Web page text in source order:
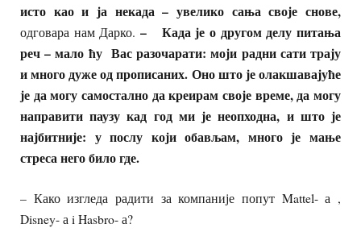
исто као и ја некада – увелико сања своје снове,
одговара нам Дарко. –
Када је о другом делу питања
реч –мало ћу Вас разочарати: моји радни сатитрају
и много дуже одпрописаних. Оно што је олакшавајуће
је да могу самостално да креирам своје време, да могу
направити паузу кад год ми је неопходна, и што је
најбитније: у послу који обављам, много је мање
стреса него било где.
– Како изгледа радити за компаније попут Mattel- а ,
Disney- а i Hasbro- а?